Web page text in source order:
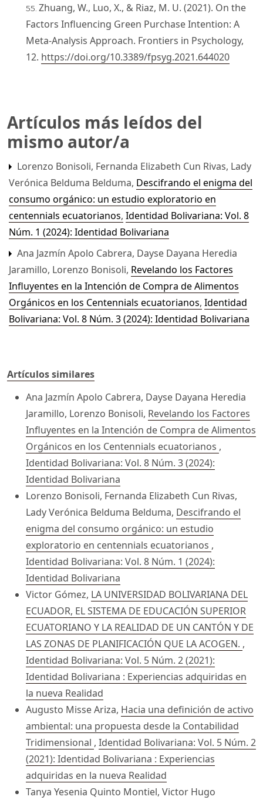
Zhuang, W., Luo, X., & Riaz, M. U. (2021). On the
Factors Influencing Green Purchase Intention: A
Meta-Analysis Approach. Frontiers in Psychology,
12. https://doi.org/10.3389/fpsyg.2021.644020
Artículos más leídos del
mismo autor/a
Lorenzo Bonisoli, Fernanda Elizabeth Cun Rivas, Lady
Verónica Belduma Belduma, Descifrando el enigma del
consumo orgánico: un estudio exploratorio en
centennials ecuatorianos, Identidad Bolivariana: Vol. 8
Núm. 1 (2024): Identidad Bolivariana
Ana Jazmín Apolo Cabrera, Dayse Dayana Heredia
Jaramillo, Lorenzo Bonisoli, Revelando los Factores
Influyentes en la Intención de Compra de Alimentos
Orgánicos en los Centennials ecuatorianos, Identidad
Bolivariana: Vol. 8 Núm. 3 (2024): Identidad Bolivariana
Artículos similares
Ana Jazmín Apolo Cabrera, Dayse Dayana Heredia
Jaramillo, Lorenzo Bonisoli, Revelando los Factores
Influyentes en la Intención de Compra de Alimentos
Orgánicos en los Centennials ecuatorianos ,
Identidad Bolivariana: Vol. 8 Núm. 3 (2024):
Identidad Bolivariana
Lorenzo Bonisoli, Fernanda Elizabeth Cun Rivas,
Lady Verónica Belduma Belduma, Descifrando el
enigma del consumo orgánico: un estudio
exploratorio en centennials ecuatorianos ,
Identidad Bolivariana: Vol. 8 Núm. 1 (2024):
Identidad Bolivariana
Victor Gómez, LA UNIVERSIDAD BOLIVARIANA DEL
ECUADOR, EL SISTEMA DE EDUCACIÓN SUPERIOR
ECUATORIANO Y LA REALIDAD DE UN CANTÓN Y DE
LAS ZONAS DE PLANIFICACIÓN QUE LA ACOGEN. ,
Identidad Bolivariana: Vol. 5 Núm. 2 (2021):
Identidad Bolivariana : Experiencias adquiridas en
la nueva Realidad
Augusto Misse Ariza, Hacia una definición de activo
ambiental: una propuesta desde la Contabilidad
Tridimensional , Identidad Bolivariana: Vol. 5 Núm. 2
(2021): Identidad Bolivariana : Experiencias
adquiridas en la nueva Realidad
Tanya Yesenia Quinto Montiel, Victor Hugo